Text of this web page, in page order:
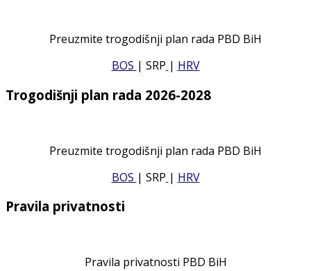
Preuzmite trogodišnji plan rada PBD BiH
BOS | SRP | HRV
Trogodišnji plan rada 2026-2028
Preuzmite trogodišnji plan rada PBD BiH
BOS | SRP | HRV
Pravila privatnosti
Pravila privatnosti PBD BiH